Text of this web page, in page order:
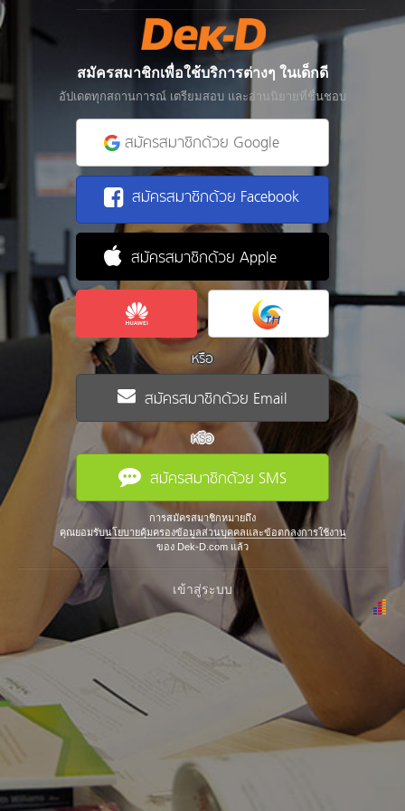
สมัครสมาชิกเพื่อใช้บริการต่างๆ ในเด็กดี
อัปเดตทุกสถานการณ์ เตรียมสอบ และอ่านนิยายที่ชื่นชอบ
สมัครสมาชิกด้วย Google
สมัครสมาชิกด้วย Facebook
สมัครสมาชิกด้วย Apple
หรือ
สมัครสมาชิกด้วย Email
หรือ
สมัครสมาชิกด้วย SMS
การสมัครสมาชิกหมายถึง
คุณยอมรับนโยบายคุ้มครองข้อมูลส่วนบุคคลและข้อตกลงการใช้งาน
ของ Dek-D.com แล้ว
เข้าสู่ระบบ